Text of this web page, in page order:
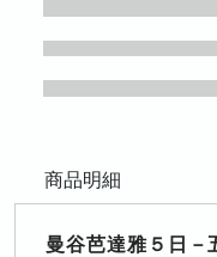
商品明細
曼谷芭達雅５日－